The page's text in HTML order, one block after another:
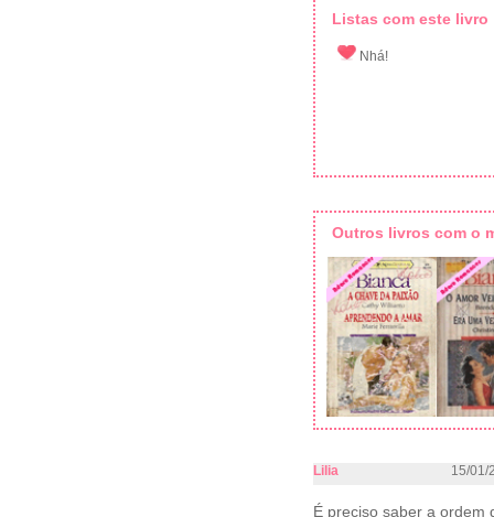
Listas com este livro
Nhá!
Outros livros com o
Lilia 15/01/
É preciso saber a ordem